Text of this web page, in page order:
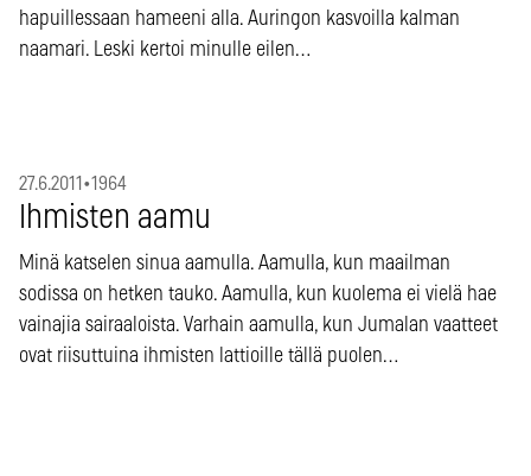
hapuillessaan hameeni alla. Auringon kasvoilla kalman
naamari. Leski kertoi minulle eilen…
27.6.2011 •1964
Ihmisten aamu
Minä katselen sinua aamulla. Aamulla, kun maailman
sodissa on hetken tauko. Aamulla, kun kuolema ei vielä hae
vainajia sairaaloista. Varhain aamulla, kun Jumalan vaatteet
ovat riisuttuina ihmisten lattioille tällä puolen…